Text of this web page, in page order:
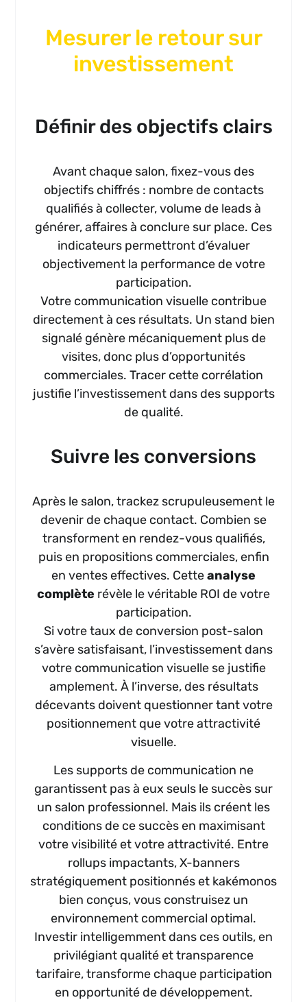
Mesurer le retour sur
investissement
Définir des objectifs clairs
Avant chaque salon, fixez-vous des
objectifs chiffrés : nombre de contacts
qualifiés à collecter, volume de leads à
générer, affaires à conclure sur place. Ces
indicateurs permettront d’évaluer
objectivement la performance de votre
participation.
Votre communication visuelle contribue
directement à ces résultats. Un stand bien
signalé génère mécaniquement plus de
visites, donc plus d’opportunités
commerciales. Tracer cette corrélation
justifie l’investissement dans des supports
de qualité.
Suivre les conversions
Après le salon, trackez scrupuleusement le
devenir de chaque contact. Combien se
transforment en rendez-vous qualifiés,
puis en propositions commerciales, enfin
en ventes effectives. Cetteanalyse
complète révèle le véritable ROI de votre
participation.
Si votre taux de conversion post-salon
s’avère satisfaisant, l’investissement dans
votre communication visuelle se justifie
amplement. À l’inverse, des résultats
décevants doivent questionner tant votre
positionnement que votre attractivité
visuelle.
Les supports de communication ne
garantissent pas à eux seuls le succès sur
un salon professionnel. Mais ils créent les
conditions de ce succès en maximisant
votre visibilité et votre attractivité. Entre
rollups impactants, X-banners
stratégiquement positionnés et kakémonos
bien conçus, vous construisez un
environnement commercial optimal.
Investir intelligemment dans ces outils, en
privilégiant qualité et transparence
tarifaire, transforme chaque participation
en opportunité de développement.